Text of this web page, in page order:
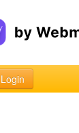
Login